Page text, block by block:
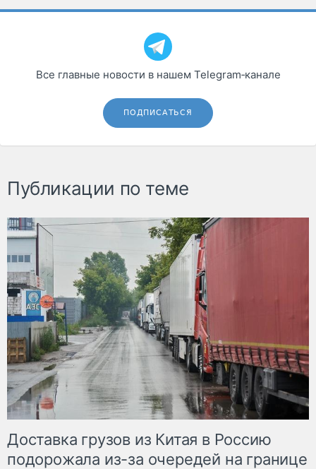
Все главные новости в нашем Telegram‑канале
ПОДПИСАТЬСЯ
Публикации по теме
Доставка грузов из Китая в Россию
подорожала из-за очередей на границе